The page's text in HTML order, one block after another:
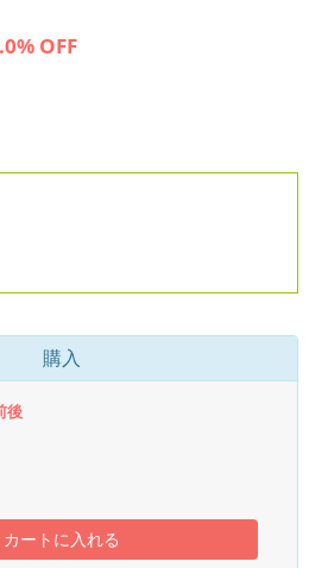
OFF
購入
後
カートに入れる